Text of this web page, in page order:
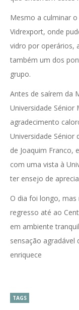
Mesmo a culminar
Vidrexport, onde
vidro por operários,
também um dos
grupo.
Antes de saírem da
Universidade Sénior
agradecimento
Universidade Sénior
de Joaquim Franco,
com uma vista à
ter ensejo de
O dia foi longo,
regresso até ao
em ambiente
sensação agradável
enriquece
TAGS